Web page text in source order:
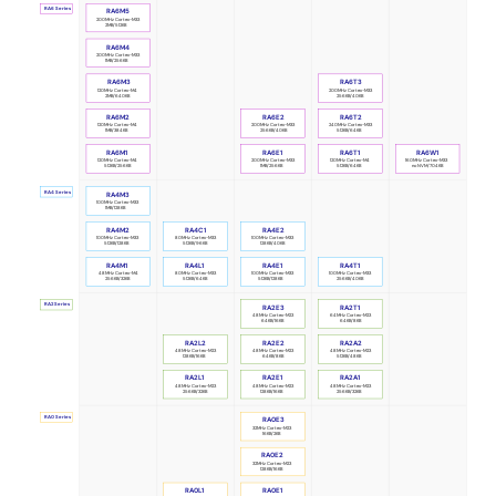
RA6 Series
RA4 Series
RA2 Series
RA0 Series
RA0E1
32MHz Cortex-M23
128KB/16KB
RA0E2
32MHz Cortex-M23
16KB/2KB
RA0E3
RA0L1
48MHz Cortex-M23
256KB/32KB
RA2A1
48MHz Cortex-M23
128KB/16KB
RA2E1
48MHz Cortex-M23
256KB/32KB
RA2L1
48MHz Cortex-M23
128KB/16KB
RA2L2
48MHz Cortex-M23
512KB/48KB
RA2A2
48MHz Cortex-M23
64KB/8KB
RA2E2
48MHz Cortex-M23
64KB/16KB
RA2E3
64MHz Cortex-M23
64KB/8KB
RA2T1
100MHz Cortex-M33
256KB/40KB
RA4T1
100MHz Cortex-M33
512KB/128KB
RA4E1
80MHz Cortex-M33
512KB/64KB
RA4L1
80MHz Cortex-M33
512KB/96KB
RA4C1
48MHz Cortex-M4
256KB/32KB
RA4M1
100MHz Cortex-M33
128KB/40KB
RA4E2
100MHz Cortex-M33
512KB/128KB
RA4M2
100MHz Cortex-M33
1MB/128KB
RA4M3
120MHz Cortex-M4
512KB/64KB
RA6T1
160MHz Cortex-M33
no NVM/704KB
RA6W1
200MHz Cortex-M33
1MB/256KB
RA6E1
120MHz Cortex-M4
512KB/256KB
RA6M1
240MHz Cortex-M33
512KB/64KB
RA6T2
200MHz Cortex-M33
256KB/40KB
RA6E2
120MHz Cortex-M4
1MB/384KB
RA6M2
200MHz Cortex-M33
256KB/40KB
RA6T3
120MHz Cortex-M4
2MB/640KB
RA6M3
200MHz Cortex-M33
1MB/256KB
RA6M4
200MHz Cortex-M33
2MB/512KB
RA6M5